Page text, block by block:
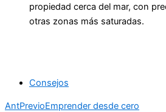
propiedad cerca del mar, con
otras zonas más saturadas.
Consejos
AntPrevioEmprender desde cero